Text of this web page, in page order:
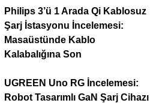
Philips 3’ü 1 Arada Qi Kablosuz
Şarj İstasyonu İncelemesi:
Masaüstünde Kablo
Kalabalığına Son
UGREEN Uno RG İncelemesi:
Robot Tasarımlı GaN Şarj Cihazı